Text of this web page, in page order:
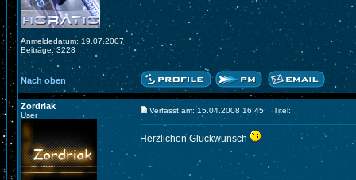
Anmeldedatum: 19.07.2007
Beiträge: 3228
Nach oben
Zordriak
User
Verfasst am: 15.04.2008 16:45 Titel:
Herzlichen Glückwunsch